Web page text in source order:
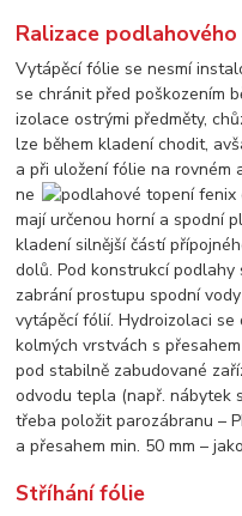
Ralizace
Vytápěcí fólie se nesmí
se chránit před poškozením
izolace ostrými předměty,
lze během kladení chodit,
a při uložení fólie na rovném
ne
mají určenou horní a spodní
kladení silnější částí
dolů. Pod konstrukcí
zabrání prostupu spodní
vytápěcí fólií. Hydroizolaci
kolmých vrstvách s
pod stabilně zabudované
odvodu tepla (např. nábytek
třeba položit parozábranu –
a přesahem min. 50 mm –
Stříhání fólie